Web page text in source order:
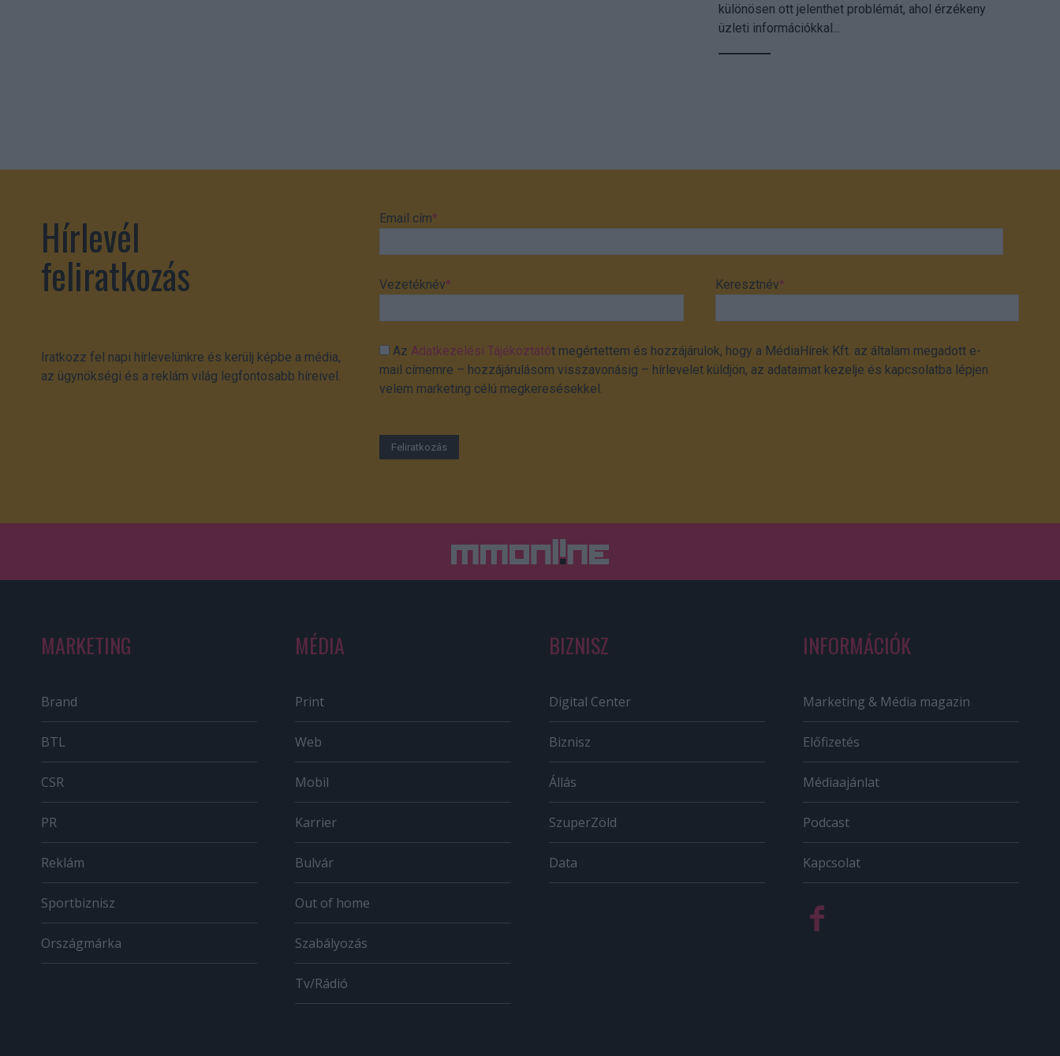
különösen ott jelenthet problémát, ahol érzékeny
üzleti információkkal...
Hírlevél
feliratkozás
Iratkozz fel napi hírlevelünkre és kerülj képbe a média,
az ügynökségi és a reklám világ legfontosabb híreivel.
Email cím*
Vezetéknév* Keresztnév*
AzAdatkezelési Tájékoztatót megértettem és hozzájárulok, hogy a MédiaHírek Kft. az általam megadott e-
mail címemre – hozzájárulásom visszavonásig – hírlevelet küldjön, az adataimat kezelje és kapcsolatba lépjen
velem marketing célú megkeresésekkel.
MARKETING
Brand
BTL
CSR
PR
Reklám
Sportbiznisz
Országmárka
MÉDIA
Print
Web
Mobil
Karrier
Bulvár
Out of home
Szabályozás
Tv/Rádió
BIZNISZ
Digital Center
Biznisz
Állás
SzuperZöld
Data
INFORMÁCIÓK
Marketing & Média magazin
Előfizetés
Médiaajánlat
Podcast
Kapcsolat